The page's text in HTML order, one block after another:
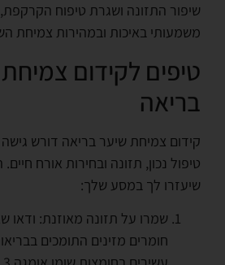
שיפור התזונה ושגרת טיפוח
משמעותי באיכות ובמהירות צמיחת
טיפים לקידום
בריאה
קידום צמיחת שיער בריאה דורש
טיפול נכון, תזונה ובחירות אורח
שיעזרו לך במסע שלך:
שמרו על תזונה מאוזנת: ודאו
חומרים מזינים התומכים